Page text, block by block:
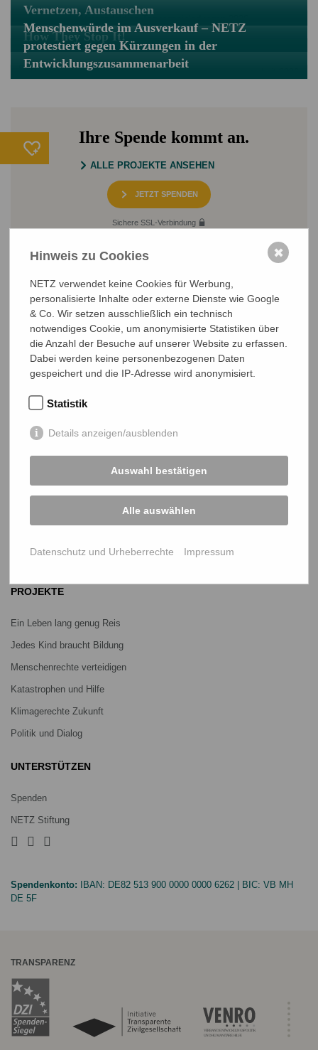
Vernetzen, Austauschen
How They Stop It!
Menschenwürde im Ausverkauf – NETZ
protestiert gegen Kürzungen in der
Entwicklungszusammenarbeit
Ihre Spende kommt an.
ALLE PROJEKTE ANSEHEN
JETZT SPENDEN
Sichere SSL-Verbindung
NETZ Partnerschaft für Entwicklung und Gerechtigkeit e.V.
Marktlaubenstraße 9
35390 Gießen
Telefon 0641 - 26 555 600
Mitmachen
PROJEKTE
Ein Leben lang genug Reis
Jedes Kind braucht Bildung
Menschenrechte verteidigen
Katastrophen und Hilfe
Klimagerechte Zukunft
Politik und Dialog
UNTERSTÜTZEN
Spenden
NETZ Stiftung
Spendenkonto: IBAN: DE82 513 900 0000 0000 6262 | BIC: VB MH
DE 5F
TRANSPARENZ
Hinweis zu Cookies
NETZ verwendet keine Cookies für Werbung,
personalisierte Inhalte oder externe Dienste wie Google
& Co. Wir setzen ausschließlich ein technisch
notwendiges Cookie, um anonymisierte Statistiken über
die Anzahl der Besuche auf unserer Website zu erfassen.
Dabei werden keine personenbezogenen Daten
gespeichert und die IP-Adresse wird anonymisiert.
Statistik
Details anzeigen/ausblenden
Auswahl bestätigen
Alle auswählen
Datenschutz und Urheberrechte Impressum
✖